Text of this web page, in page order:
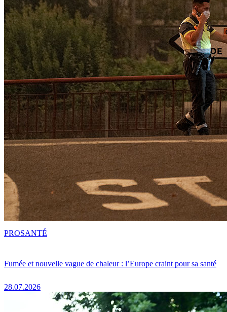
Fumée et nouvelle vague de chaleur : l’Europe craint pour sa santé
28.07.2026
PROSANTÉ